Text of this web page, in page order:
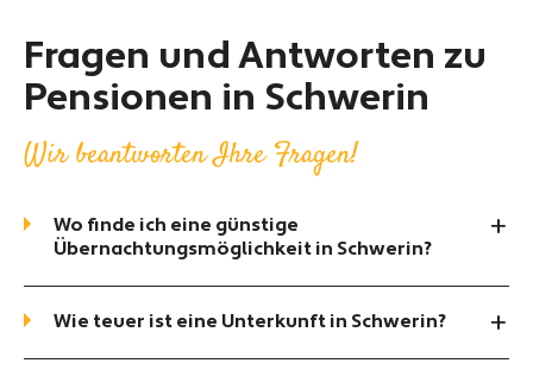
Fragen und Antworten zu
Pensionen in Schwerin
Wir beantworten Ihre Fragen!
Wo finde ich eine günstige
Übernachtungsmöglichkeit in Schwerin?
Wie teuer ist eine Unterkunft in Schwerin?